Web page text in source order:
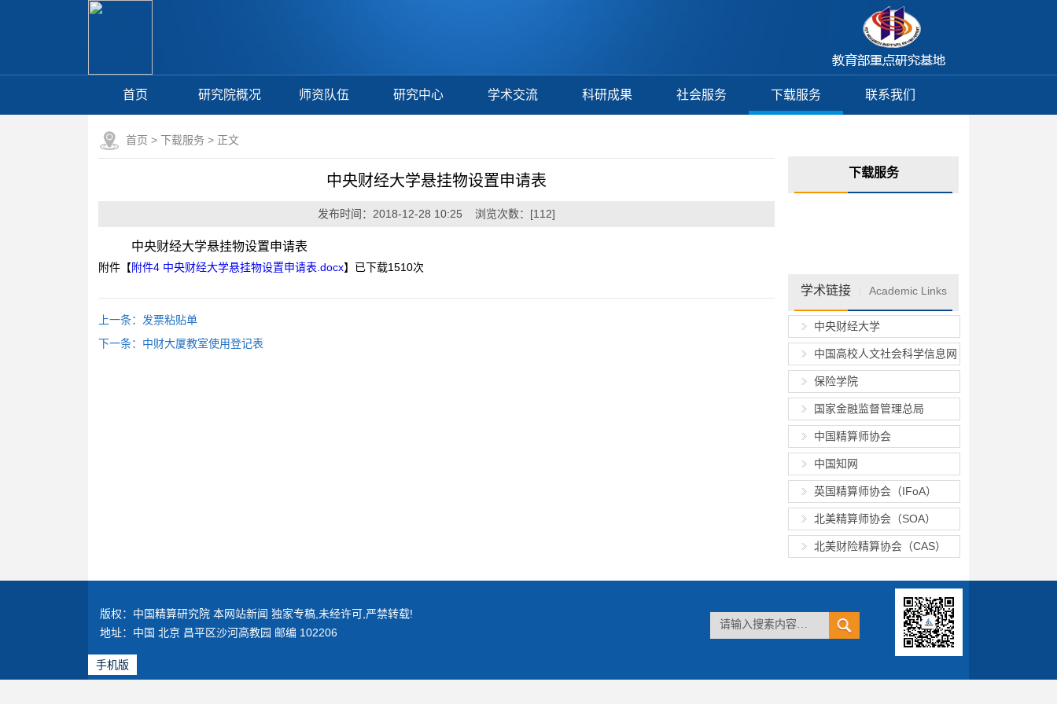
首页 研究院概况 师资队伍 研究中心 学术交流 科研成果 社会服务 下载服务 联系我们
首页 > 下载服务 > 正文
中央财经大学悬挂物设置申请表
发布时间：2018-12-28 10:25 浏览次数：[112]
中央财经大学悬挂物设置申请表
附件【附件4 中央财经大学悬挂物设置申请表.docx】已下载1510次
上一条： 发票粘贴单
下一条： 中财大厦教室使用登记表
下载服务
学术链接 Academic Links
中央财经大学
中国高校人文社会科学信息网
保险学院
国家金融监督管理总局
中国精算师协会
中国知网
英国精算师协会（IFoA）
北美精算师协会（SOA）
北美财险精算协会（CAS）
版权：中国精算研究院 本网站新闻 独家专稿,未经许可,严禁转载!
地址：中国 北京 昌平区沙河高教园 邮编 102206
手机版